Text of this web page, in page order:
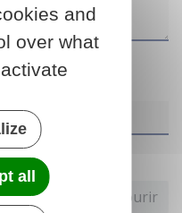
and
over what
all